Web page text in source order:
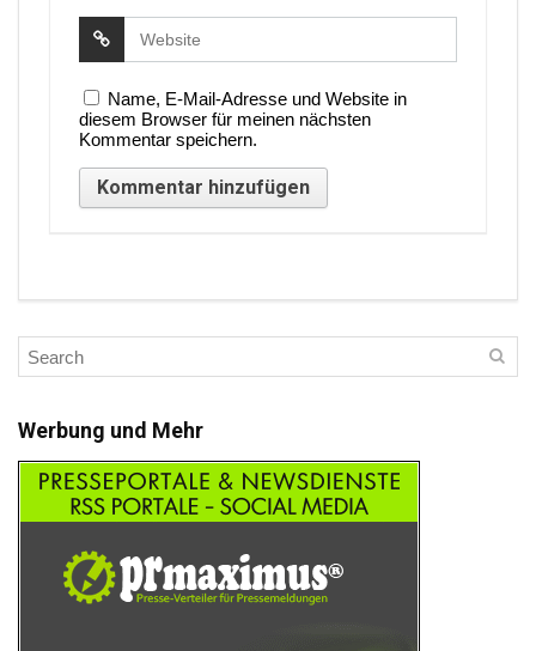
Name, E-Mail-Adresse und Website in
diesem Browser für meinen nächsten
Kommentar speichern.
Werbung und Mehr